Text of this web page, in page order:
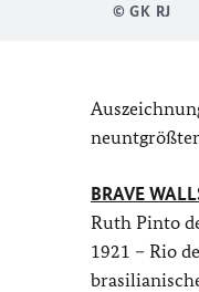
© GK RJ
BRAVE
Ruth Pinto
1921 – Rio